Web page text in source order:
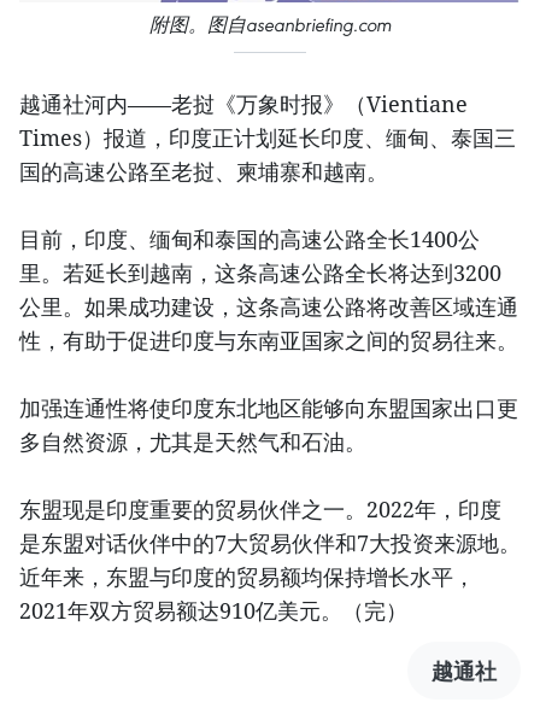
附图。图自aseanbriefing.com
越通社河内——老挝《万象时报》（Vientiane
Times）报道，印度正计划延长印度、缅甸、泰国三
国的高速公路至老挝、柬埔寨和越南。
目前，印度、缅甸和泰国的高速公路全长1400公
里。若延长到越南，这条高速公路全长将达到3200
公里。如果成功建设，这条高速公路将改善区域连通
性，有助于促进印度与东南亚国家之间的贸易往来。
加强连通性将使印度东北地区能够向东盟国家出口更
多自然资源，尤其是天然气和石油。
东盟现是印度重要的贸易伙伴之一。2022年，印度
是东盟对话伙伴中的7大贸易伙伴和7大投资来源地。
近年来，东盟与印度的贸易额均保持增长水平，
2021年双方贸易额达910亿美元。（完）
越通社